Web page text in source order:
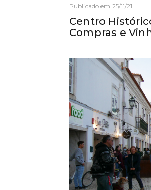
Publicado em 25/11/21
Centro
Compras e